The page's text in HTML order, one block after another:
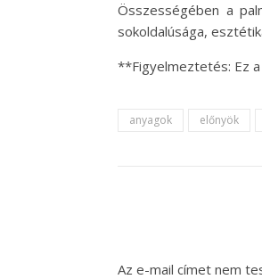
Összességében a
sokoldalúsága,
**Figyelmeztetés: Ez
anyagok előnyök
Az e-mail címet nem